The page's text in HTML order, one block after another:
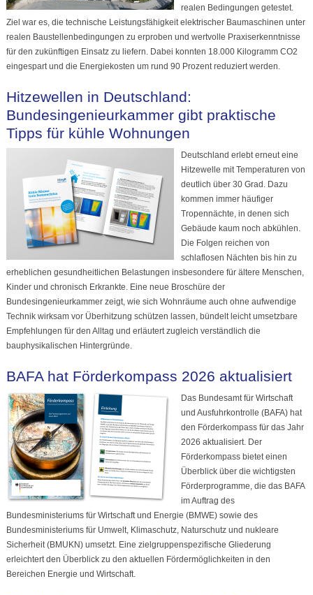
realen Bedingungen getestet.
Ziel war es, die technische Leistungsfähigkeit elektrischer Baumaschinen unter
realen Baustellenbedingungen zu erproben und wertvolle Praxiserkenntnisse
für den zukünftigen Einsatz zu liefern. Dabei konnten 18.000 Kilogramm CO2
eingespart und die Energiekosten um rund 90 Prozent reduziert werden.
Hitzewellen in Deutschland:
Bundesingenieurkammer gibt praktische
Tipps für kühle Wohnungen
Deutschland erlebt erneut eine
Hitzewelle mit Temperaturen von
deutlich über 30 Grad. Dazu
kommen immer häufiger
Tropennächte, in denen sich
Gebäude kaum noch abkühlen.
Die Folgen reichen von
schlaflosen Nächten bis hin zu
erheblichen gesundheitlichen Belastungen insbesondere für ältere Menschen,
Kinder und chronisch Erkrankte. Eine neue Broschüre der
Bundesingenieurkammer zeigt, wie sich Wohnräume auch ohne aufwendige
Technik wirksam vor Überhitzung schützen lassen, bündelt leicht umsetzbare
Empfehlungen für den Alltag und erläutert zugleich verständlich die
bauphysikalischen Hintergründe.
BAFA hat Förderkompass 2026 aktualisiert
Das Bundesamt für Wirtschaft
und Ausfuhrkontrolle (BAFA) hat
den Förderkompass für das Jahr
2026 aktualisiert. Der
Förderkompass bietet einen
Überblick über die wichtigsten
Förderprogramme, die das BAFA
im Auftrag des
Bundesministeriums für Wirtschaft und Energie (BMWE) sowie des
Bundesministeriums für Umwelt, Klimaschutz, Naturschutz und nukleare
Sicherheit (BMUKN) umsetzt. Eine zielgruppenspezifische Gliederung
erleichtert den Überblick zu den aktuellen Fördermöglichkeiten in den
Bereichen Energie und Wirtschaft.